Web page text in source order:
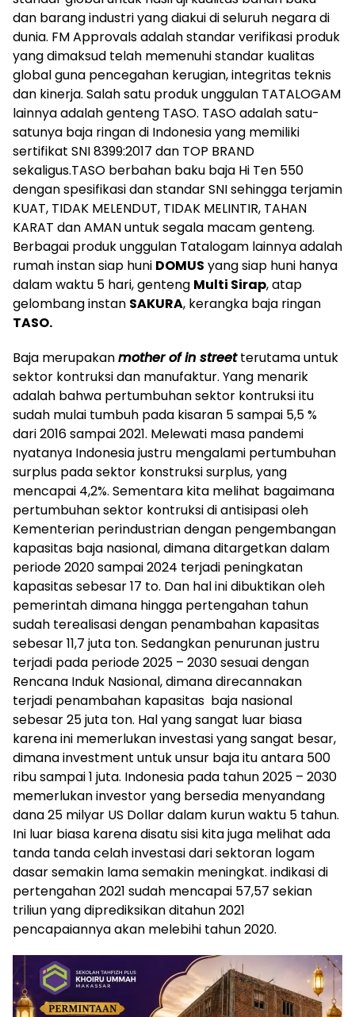
dan barang industri yang diakui di seluruh negara di
dunia. FM Approvals adalah standar verifikasi produk
yang dimaksud telah memenuhi standar kualitas
global guna pencegahan kerugian, integritas teknis
dan kinerja. Salah satu produk unggulan TATALOGAM
lainnya adalah genteng TASO. TASO adalah satu-
satunya baja ringan di Indonesia yang memiliki
sertifikat SNI 8399:2017 dan TOP BRAND
sekaligus.TASO berbahan baku baja Hi Ten 550
dengan spesifikasi dan standar SNI sehingga terjamin
KUAT, TIDAK MELENDUT, TIDAK MELINTIR, TAHAN
KARAT dan AMAN untuk segala macam genteng.
Berbagai produk unggulan Tatalogam lainnya adalah
rumah instan siap huni DOMUS yang siap huni hanya
dalam waktu 5 hari, genteng Multi Sirap, atap
gelombang instan SAKURA, kerangka baja ringan
TASO.
Baja merupakanmother of in streetterutama untuk
sektor kontruksi dan manufaktur. Yang menarik
adalah bahwa pertumbuhan sektor kontruksi itu
sudah mulai tumbuh pada kisaran 5 sampai 5,5 %
dari 2016 sampai 2021. Melewati masa pandemi
nyatanya Indonesia justru mengalami pertumbuhan
surplus pada sektor konstruksi surplus, yang
mencapai 4,2%. Sementara kita melihat bagaimana
pertumbuhan sektor kontruksi di antisipasi oleh
Kementerian perindustrian dengan pengembangan
kapasitas baja nasional, dimana ditargetkan dalam
periode 2020 sampai 2024 terjadi peningkatan
kapasitas sebesar 17 to. Dan hal ini dibuktikan oleh
pemerintah dimana hingga pertengahan tahun
sudah terealisasi dengan penambahan kapasitas
sebesar 11,7 juta ton. Sedangkan penurunan justru
terjadi pada periode 2025 – 2030 sesuai dengan
Rencana Induk Nasional, dimana direcannakan
terjadi penambahan kapasitas baja nasional
sebesar 25 juta ton. Hal yang sangat luar biasa
karena ini memerlukan investasi yang sangat besar,
dimana investment untuk unsur baja itu antara 500
ribu sampai 1 juta. Indonesia pada tahun 2025 – 2030
memerlukan investor yang bersedia menyandang
dana 25 milyar US Dollardalam kurun waktu 5 tahun.
Ini luar biasa karena disatu sisi kita juga melihat ada
tanda tanda celah investasi dari sektoran logam
dasar semakin lama semakin meningkat. indikasi di
pertengahan 2021 sudah mencapai 57,57 sekian
triliun yang diprediksikan ditahun 2021
pencapaiannya akan melebihi tahun 2020.